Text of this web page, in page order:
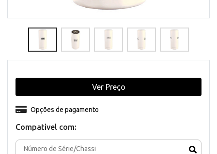
Compativel com:
Opções de pagamento
Ver Preço